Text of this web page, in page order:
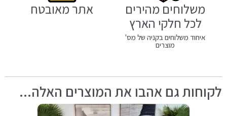
משלוחים מהירים
לכל חלקי הארץ
איחוד משלוחים בקניה של מס'
מוצרים
אתר מאובטח
לקוחות גם אהבו את המוצרים האלה...